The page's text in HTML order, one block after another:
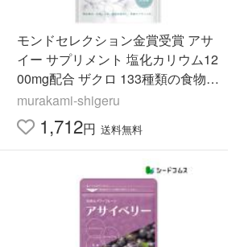
モンドセレクション金賞受賞 アサ
イー サプリメント 塩化カリウム12
00mg配合 ザクロ 133種類の食物酵
素 アサイー酵素 赤ブドウ カリ
murakami-shigeru
1,712円 送料無料